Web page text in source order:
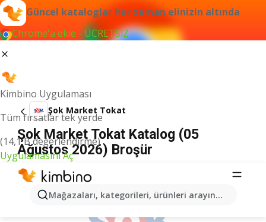
Güncel kataloglar her zaman elinizin altında
Chrome'a ekle - ÜCRETSİZ
Kimbino Uygulaması
Tüm fırsatlar tek yerde
(14,1 B değerlendirme)
Uygulamasını Aç
Mağazaları, kategorileri, ürünleri arayın...
Şok Market Tokat
Şok Market Tokat Katalog (05
Ağustos 2026) Broşür